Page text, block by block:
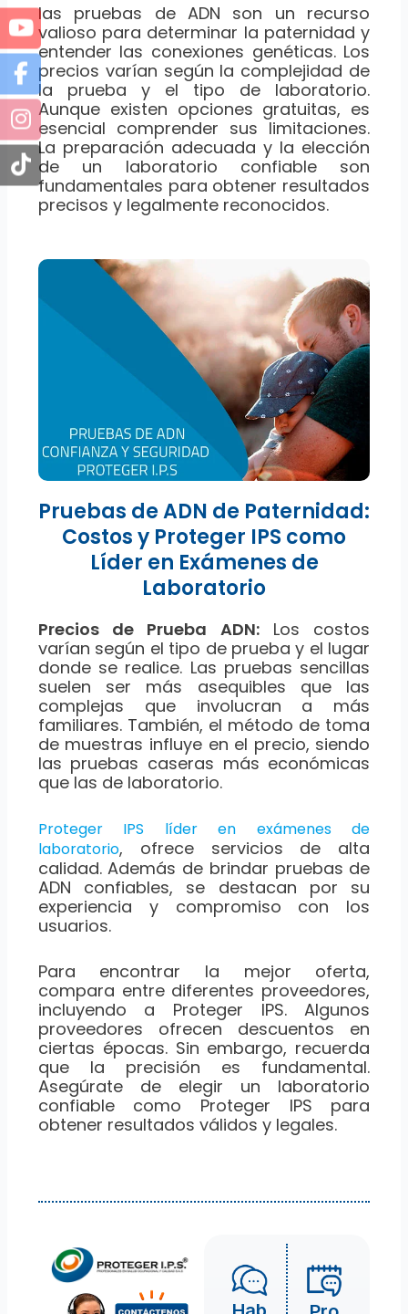
las pruebas de ADN son un recurso
valioso para determinar la paternidad y
entender las conexiones genéticas. Los
precios varían según la complejidad de
la prueba y el tipo de laboratorio.
Aunque existen opciones gratuitas, es
esencial comprender sus limitaciones.
La preparación adecuada y la elección
de un laboratorio confiable son
fundamentales para obtener resultados
precisos y legalmente reconocidos.
Pruebas de ADN de Paternidad:
Costos y Proteger IPS como
Líder en Exámenes de
Laboratorio
Precios de Prueba ADN:Los costos
varían según el tipo de prueba y el lugar
donde se realice. Las pruebas sencillas
suelen ser más asequibles que las
complejas que involucran a más
familiares. También, el método de toma
de muestras influye en el precio, siendo
las pruebas caseras más económicas
que las de laboratorio.
Proteger IPS líder en exámenes de
laboratorio, ofrece servicios de alta
calidad. Además de brindar pruebas de
ADN confiables, se destacan por su
experiencia y compromiso con los
usuarios.
Para encontrar la mejor oferta,
compara entre diferentes proveedores,
incluyendo a Proteger IPS. Algunos
proveedores ofrecen descuentos en
ciertas épocas. Sin embargo, recuerda
que la precisión es fundamental.
Asegúrate de elegir un laboratorio
confiable como Proteger IPS para
obtener resultados válidos y legales.